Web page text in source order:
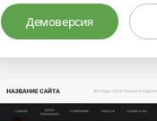
Демоверсия